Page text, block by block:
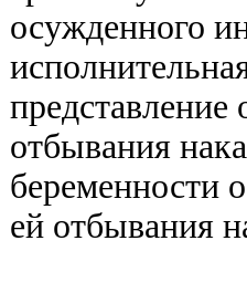
осужденного
отбывания
беременности
ей отбывания